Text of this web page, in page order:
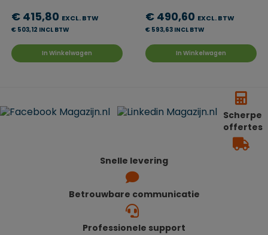
€ 415,80 EXCL. BTW
€ 503,12 INCL BTW
In Winkelwagen
€ 490,60 EXCL. BTW
€ 593,63 INCL BTW
In Winkelwagen
Scherpe
offertes
Snelle levering
Betrouwbare communicatie
Professionele support